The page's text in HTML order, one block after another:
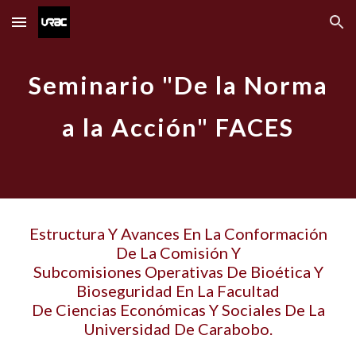
Skip to main content Skip to navigation
Seminario "De la Norma
a la Acción" FACES
Estructura Y Avances En La Conformación
De La Comisión Y
Subcomisiones Operativas De Bioética Y
Bioseguridad En La Facultad
De Ciencias Económicas Y Sociales De La
Universidad De Carabobo.